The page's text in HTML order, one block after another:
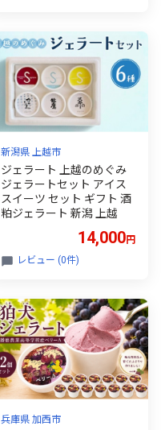
新潟県 上越市
ジェラート 上越のめぐみ
ジェラートセット アイス
スイーツ セット ギフト 酒
粕ジェラート 新潟 上越
14,000円
レビュー (0件)
兵庫県 加西市